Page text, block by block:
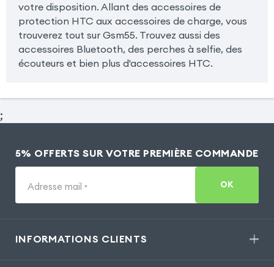
votre disposition. Allant des accessoires de
protection HTC aux accessoires de charge, vous
trouverez tout sur Gsm55. Trouvez aussi des
accessoires Bluetooth, des perches à selfie, des
écouteurs et bien plus d'accessoires HTC.
;
5% OFFERTS SUR VOTRE PREMIÈRE COMMANDE
Adresse mail * OK
INFORMATIONS CLIENTS